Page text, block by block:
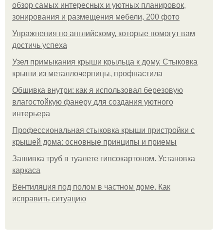
обзор самых интересных и уютных планировок,
зонирования и размещения мебели, 200 фото
Упражнения по английскому, которые помогут вам
достичь успеха
Узел примыкания крыши крыльца к дому. Стыковка
крыши из металлочерпицы, профнастила
Обшивка внутри: как я использовал березовую
влагостойкую фанеру для создания уютного
интерьера
Профессиональная стыковка крыши пристройки с
крышей дома: основные принципы и приемы
Зашивка труб в туалете гипсокартоном. Установка
каркаса
Вентиляция под полом в частном доме. Как
исправить ситуацию